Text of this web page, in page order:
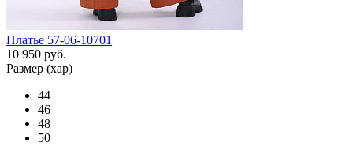
Платье 57-06-10701
10 950 руб.
Размер (хар)
44
46
48
50